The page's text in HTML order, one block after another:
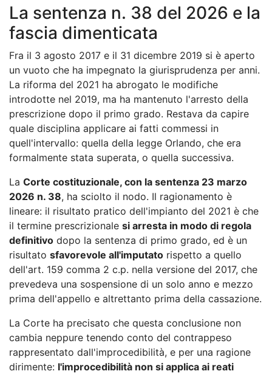
La sentenza n. 38 del 2026 e la
fascia dimenticata
Fra il 3 agosto 2017 e il 31 dicembre 2019 si è aperto
un vuoto che ha impegnato la giurisprudenza per anni.
La riforma del 2021 ha abrogato le modifiche
introdotte nel 2019, ma ha mantenuto l'arresto della
prescrizione dopo il primo grado. Restava da capire
quale disciplina applicare ai fatti commessi in
quell'intervallo: quella della legge Orlando, che era
formalmente stata superata, o quella successiva.
La Corte costituzionale, con la sentenza 23 marzo
2026 n. 38, ha sciolto il nodo. Il ragionamento è
lineare: il risultato pratico dell'impianto del 2021 è che
il termine prescrizionale si arresta in modo di regola
definitivo dopo la sentenza di primo grado, ed è un
risultato sfavorevole all'imputato rispetto a quello
dell'art. 159 comma 2 c.p. nella versione del 2017, che
prevedeva una sospensione di un solo anno e mezzo
prima dell'appello e altrettanto prima della cassazione.
La Corte ha precisato che questa conclusione non
cambia neppure tenendo conto del contrappeso
rappresentato dall'improcedibilità, e per una ragione
dirimente: l'improcedibilità non si applica ai reati